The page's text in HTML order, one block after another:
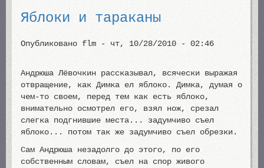
Яблоки и тараканы
Опубликовано flm - чт, 10/28/2010 - 02:46
Андрюша Лёвочкин рассказывал, всячески выражая
отвращение, как Димка ел яблоко. Димка, думая о
чем-то своем, перед тем как есть яблоко,
внимательно осмотрел его, взял нож, срезал
слегка подгнившие места... задумчиво съел
яблоко... потом так же задумчиво съел обрезки.
Сам Андрюша незадолго до этого, по его
собственным словам, съел на спор живого